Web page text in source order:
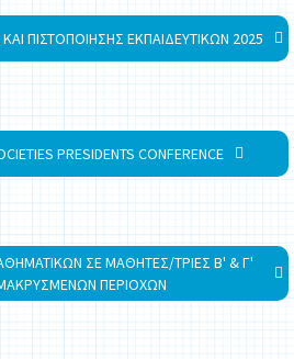
ΠΙΣΤΟΠΟΙΗΣΗΣ ΕΚΠΑΙΔΕΥΤΙΚΩΝ 2025
PRESIDENTS CONFERENCE
ΣΕ ΜΑΘΗΤΕΣ/ΤΡΙΕΣ Β' & Γ'
ΠΕΡΙΟΧΩΝ